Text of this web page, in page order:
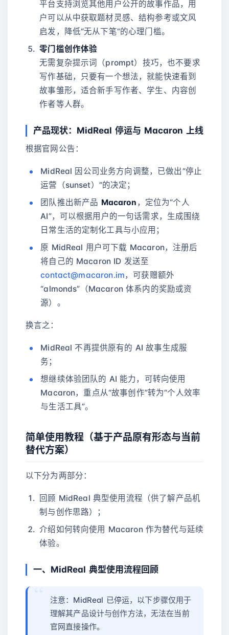
平台支持浏览其他用户公开的故事作品，用
户可以从中获取题材灵感、结构参考或文风
启发，降低“无从下笔”的心理门槛。
零门槛创作体验
无需复杂提示词（prompt）技巧，也不要求
写作基础，只要有一个想法，就能快速看到
故事雏形，适合新手写作者、学生、内容创
作者等人群。
产品现状：MidReal 停运与 Macaron 上线
根据官网公告：
MidReal 因公司业务方向调整，已做出“停止
运营（sunset）”的决定；
团队推出新产品 Macaron ，定位为“个人
AI”，可以根据用户的一句话需求，生成围绕
日常生活的定制化工具与小应用；
原 MidReal 用户可下载 Macaron，注册后
将自己的 Macaron ID 发送至
contact@macaron.im，可获赠额外
“almonds”（Macaron 体系内的奖励或资
源）。
换言之：
MidReal 不再提供原有的 AI 故事生成服
务；
想继续体验团队的 AI 能力，可转向使用
Macaron，重点从“故事创作”转为“个人效率
与生活工具”。
简单使用教程（基于产品原有形态与当前
替代方案）
以下分为两部分：
回顾 MidReal 典型使用流程（供了解产品机
制与创作思路）；
介绍如何转向使用 Macaron 作为替代与延续
体验。
一、MidReal 典型使用流程回顾
注意：MidReal 已停运，以下步骤仅用于
理解其产品设计与创作方法，无法在当前
官网直接操作。